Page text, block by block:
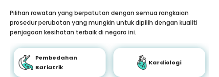
Pilihan rawatan yang berpatutan dengan semua rangkaian
prosedur perubatan yang mungkin untuk dipilih dengan kualiti
penjagaan kesihatan terbaik di negara ini.
Pembedahan
Bariatrik
Kardiologi